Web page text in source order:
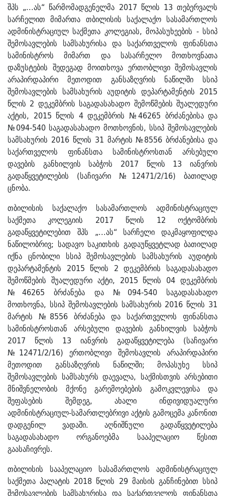
შპს „...ას“ წარმომადგენელმა 2017 წლის 13 თებერვალს
სარჩელით მიმართა თბილისის საქალაქო სასამართლოს
ადმინისტრაციულ საქმეთა კოლეგიას, მოპასუხეების - სსიპ
შემოსავლების სამსახურისა და საქართველოს ფინანსთა
სამინისტროს მიმართ და სასარჩელო მოთხოვნათა
დაზუსტების შედეგად მოითხოვა ერთობლივი შემოსავლის
არაპირდაპირი მეთოდით განსაზღვრის ნაწილში სსიპ
შემოსავლების სამსახურის აუდიტის დეპარტამენტის 2015
წლის 2 დეკემბრის საგადასახადო შემოწმების შუალედური
აქტის, 2015 წლის 4 დეკემბრის №46265 ბრძანებისა და
№094-540 საგადასახადო მოთხოვნის, სსიპ შემოსავლების
სამსახურის 2016 წლის 31 მარტის №8556 ბრძანებისა და
საქართველოს ფინანსთა სამინისტროსთან არსებული
დავების განხილვის საბჭოს 2017 წლის 13 იანვრის
გადაწყვეტილების (საჩივარი №12471/2/16) ბათილად
ცნობა.
თბილისის საქალაქო სასამართლოს ადმინისტრაციულ
საქმეთა კოლეგიის 2017 წლის 12 ოქტომბრის
გადაწყვეტილებით შპს „...ას“ სარჩელი დაკმაყოფილდა
ნაწილობრივ; სადავო საკითხის გადაუწყვეტლად ბათილად
იქნა ცნობილი სსიპ შემოსავლების სამსახურის აუდიტის
დეპარტამენტის 2015 წლის 2 დეკემბრის საგადასახადო
შემოწმების შუალედური აქტი, 2015 წლის 04 დეკემბრის
№46265 ბრძანება და №094-540 საგადასახადო
მოთხოვნა, სსიპ შემოსავლების სამსახურის 2016 წლის 31
მარტის №8556 ბრძანება და საქართველოს ფინანსთა
სამინისტროსთან არსებული დავების განხილვის საბჭოს
2017 წლის 13 იანვრის გადაწყვეტილება (საჩივარი
№12471/2/16) ერთობლივი შემოსავლის არაპირდაპირი
მეთოდით განსაზღვრის ნაწილში; მოპასუხე სსიპ
შემოსავლების სამსახურს დაევალა, საქმისთვის არსებითი
მნიშვნელობის მქონე გარემოებების გამოკვლევისა და
შეფასების შემდეგ, ახალი ინდივიდუალური
ადმინისტრაციულ-სამართლებრივი აქტის გამოცემა კანონით
დადგენილ ვადაში. აღნიშნული გადაწყვეტილება
საგადასახადო ორგანოებმა სააპელაციო წესით
გაასაჩივრეს.
თბილისის სააპელაციო სასამართლოს ადმინისტრაციულ
საქმეთა პალატის 2018 წლის 29 მაისის განჩინებით სსიპ
შემოსავლების სამსახურისა და საქართველოს ფინანსთა